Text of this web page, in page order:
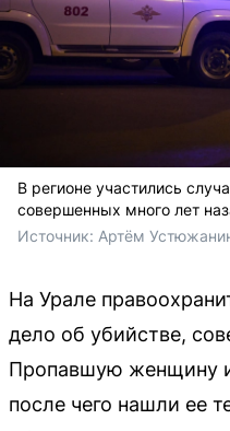
В регионе участились
совершенных много лет
Источник: Артём
На Урале
дело об убийстве,
Пропавшую женщину
после чего нашли ее